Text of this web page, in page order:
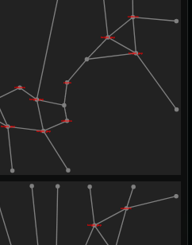
entrance
height_gap
height_gap
height_gap
height_gap
height_gap
abyss
sidearea
sidearea
entrance
height_gap